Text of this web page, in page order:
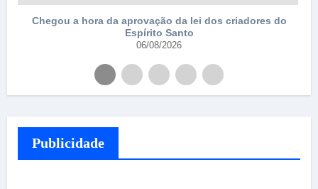
Chegou a hora da aprovação da lei dos criadores do
Espírito Santo
06/08/2026
Publicidade